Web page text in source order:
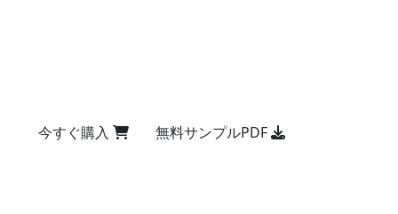
今すぐ購入 無料サンプルPDF